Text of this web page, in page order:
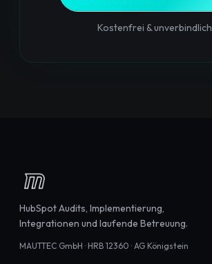
Kostenfrei & unverbindlich
HubSpot Audits, Implementierung,
Integrationen und laufende Betreuung.
MAUTTEC GmbH · HRB 12360 · AG Königstein